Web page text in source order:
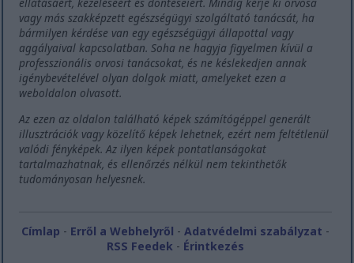
vagy más szakképzett egészségügyi szolgáltató tanácsát, ha
bármilyen kérdése van egy egészségügyi állapottal vagy
aggályaival kapcsolatban. Soha ne hagyja figyelmen kívül a
professzionális orvosi tanácsokat, és ne késlekedjen annak
igénybevételével olyan dolgok miatt, amelyeket ezen a
weboldalon olvasott.
Az ezen az oldalon található képek számítógéppel generált
illusztrációk vagy közelítő képek lehetnek, ezért nem feltétlenül
valódi fényképek. Az ilyen képek pontatlanságokat
tartalmazhatnak, és ellenőrzés nélkül nem tekinthetők
tudományosan helyesnek.
Címlap - Erről a Webhelyről -Adatvédelmi szabályzat -
RSS Feedek - Érintkezés